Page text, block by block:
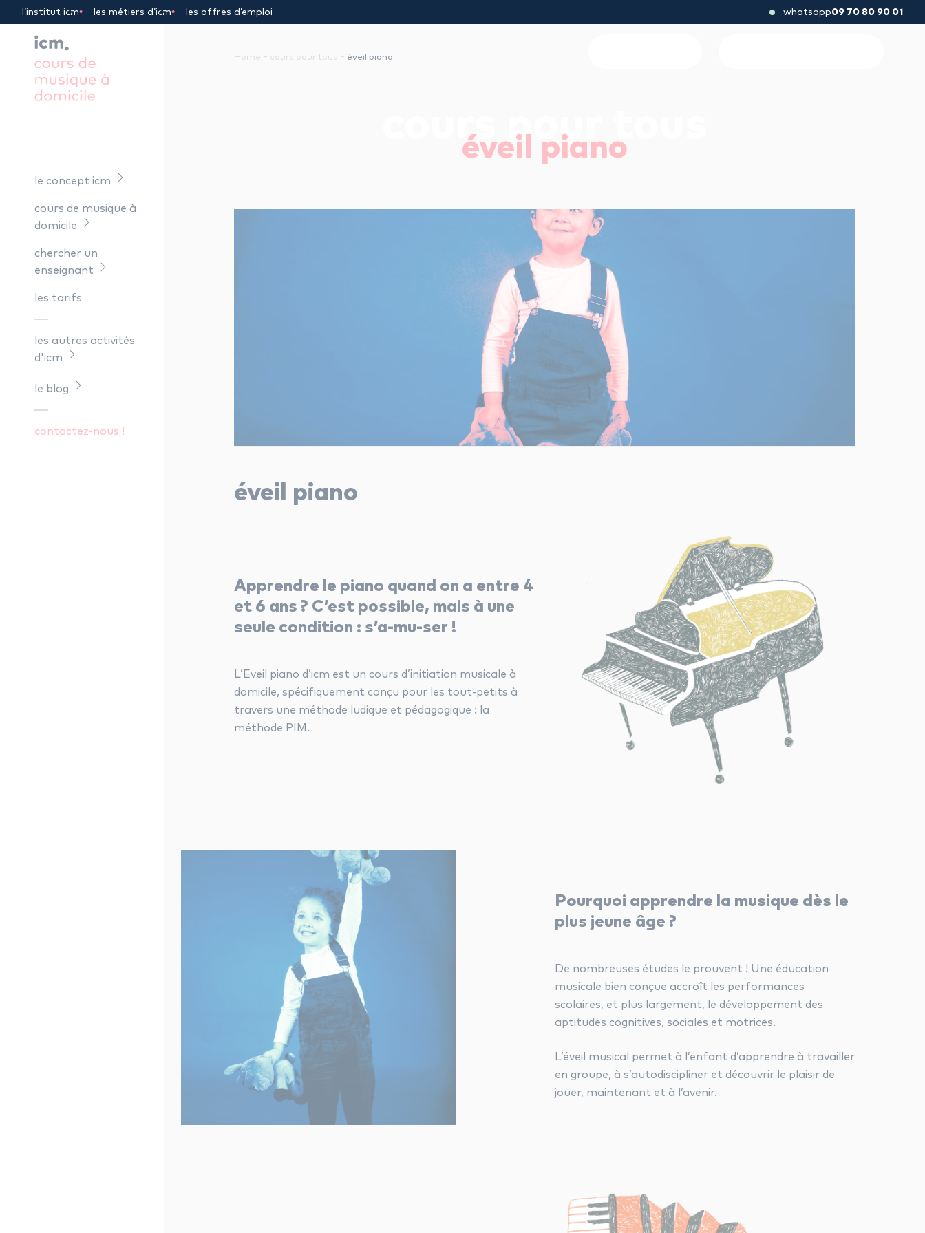
l’institut icm les métiers d’icm les offres d’emploi whatsapp09 70 80 90 01
le concept icm
cours de musique à
domicile
chercher un
enseignant
les tarifs
les autres activités
d'icm
le blog
contactez-nous !
Home - cours pour tous - éveil piano
cours pour tous
éveil piano
éveil piano
Apprendre le piano quand on a entre 4
et 6 ans ? C’est possible, mais à une
seule condition : s’a-mu-ser !
L’Eveil piano d’icm est un cours d’initiation musicale à
domicile, spécifiquement conçu pour les tout-petits à
travers une méthode ludique et pédagogique : la
méthode PIM.
Pourquoi apprendre la musique dès le
plus jeune âge ?
De nombreuses études le prouvent ! Une éducation
musicale bien conçue accroît les performances
scolaires, et plus largement, le développement des
aptitudes cognitives, sociales et motrices.
L’éveil musical permet à l’enfant d’apprendre à travailler
en groupe, à s’autodiscipliner et découvrir le plaisir de
jouer, maintenant et à l’avenir.
Panneau de gestion des cookies